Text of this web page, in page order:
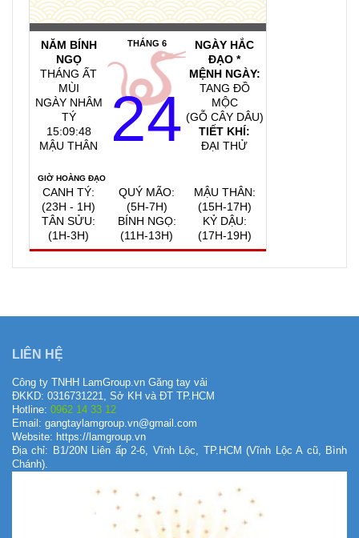
NĂM BÍNH
NGỌ
THÁNG ẤT
MÙI
NGÀY NHÂM
TÝ
15:09:49
MẬU THÂN
THÁNG 6
24
NGÀY HẮC
ĐẠO *
MỆNH NGÀY:
TANG ĐỒ
MỘC
(GỖ CÂY DÂU)
TIẾT KHÍ:
ĐẠI THỬ
GIỜ HOÀNG ĐẠO
CANH TÝ:
(23H - 1H)
TÂN SỬU:
(1H-3H)
QUÝ MÃO:
(5H-7H)
BÍNH NGỌ:
(11H-13H)
MẬU THÂN:
(15H-17H)
KỶ DẬU:
(17H-19H)
LIÊN HỆ
Công ty TNHH LamGroup.vn Găng tay vải
ĐKKD: 0316731221, Sở KH và ĐT TP.HCM
Hotline: 0962 14 33 12
Email: gangtaylamgroup.vn@gmail.com
Website: https://lamgroup.vn
Địa chỉ: B1/20N Liên ấp 2-6, Vĩnh Lộc, TP.HCM (Vĩnh Lộc A cũ, Bình
Chánh).